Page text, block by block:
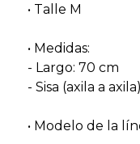
• Talle M
• Medidas:
- Largo: 70 cm
- Sisa (axila a
• Modelo de la